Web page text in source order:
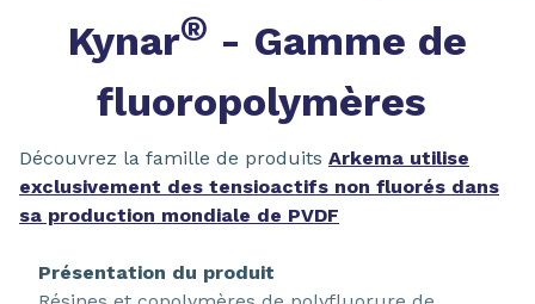
Kynar® - Gamme de
fluoropolymères
Découvrez la famille de produits Arkema utilise
exclusivement des tensioactifs non fluorés dans
sa production mondiale de PVDF
Présentation du produit